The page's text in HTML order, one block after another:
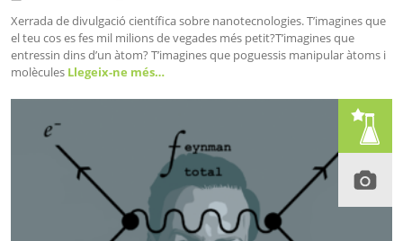
Xerrada de divulgació científica sobre nanotecnologies. T’imagines que
el teu cos es fes mil milions de vegades més petit?T’imagines que
entressin dins d’un àtom? T’imagines que poguessis manipular àtoms i
molècules Llegeix-ne més…